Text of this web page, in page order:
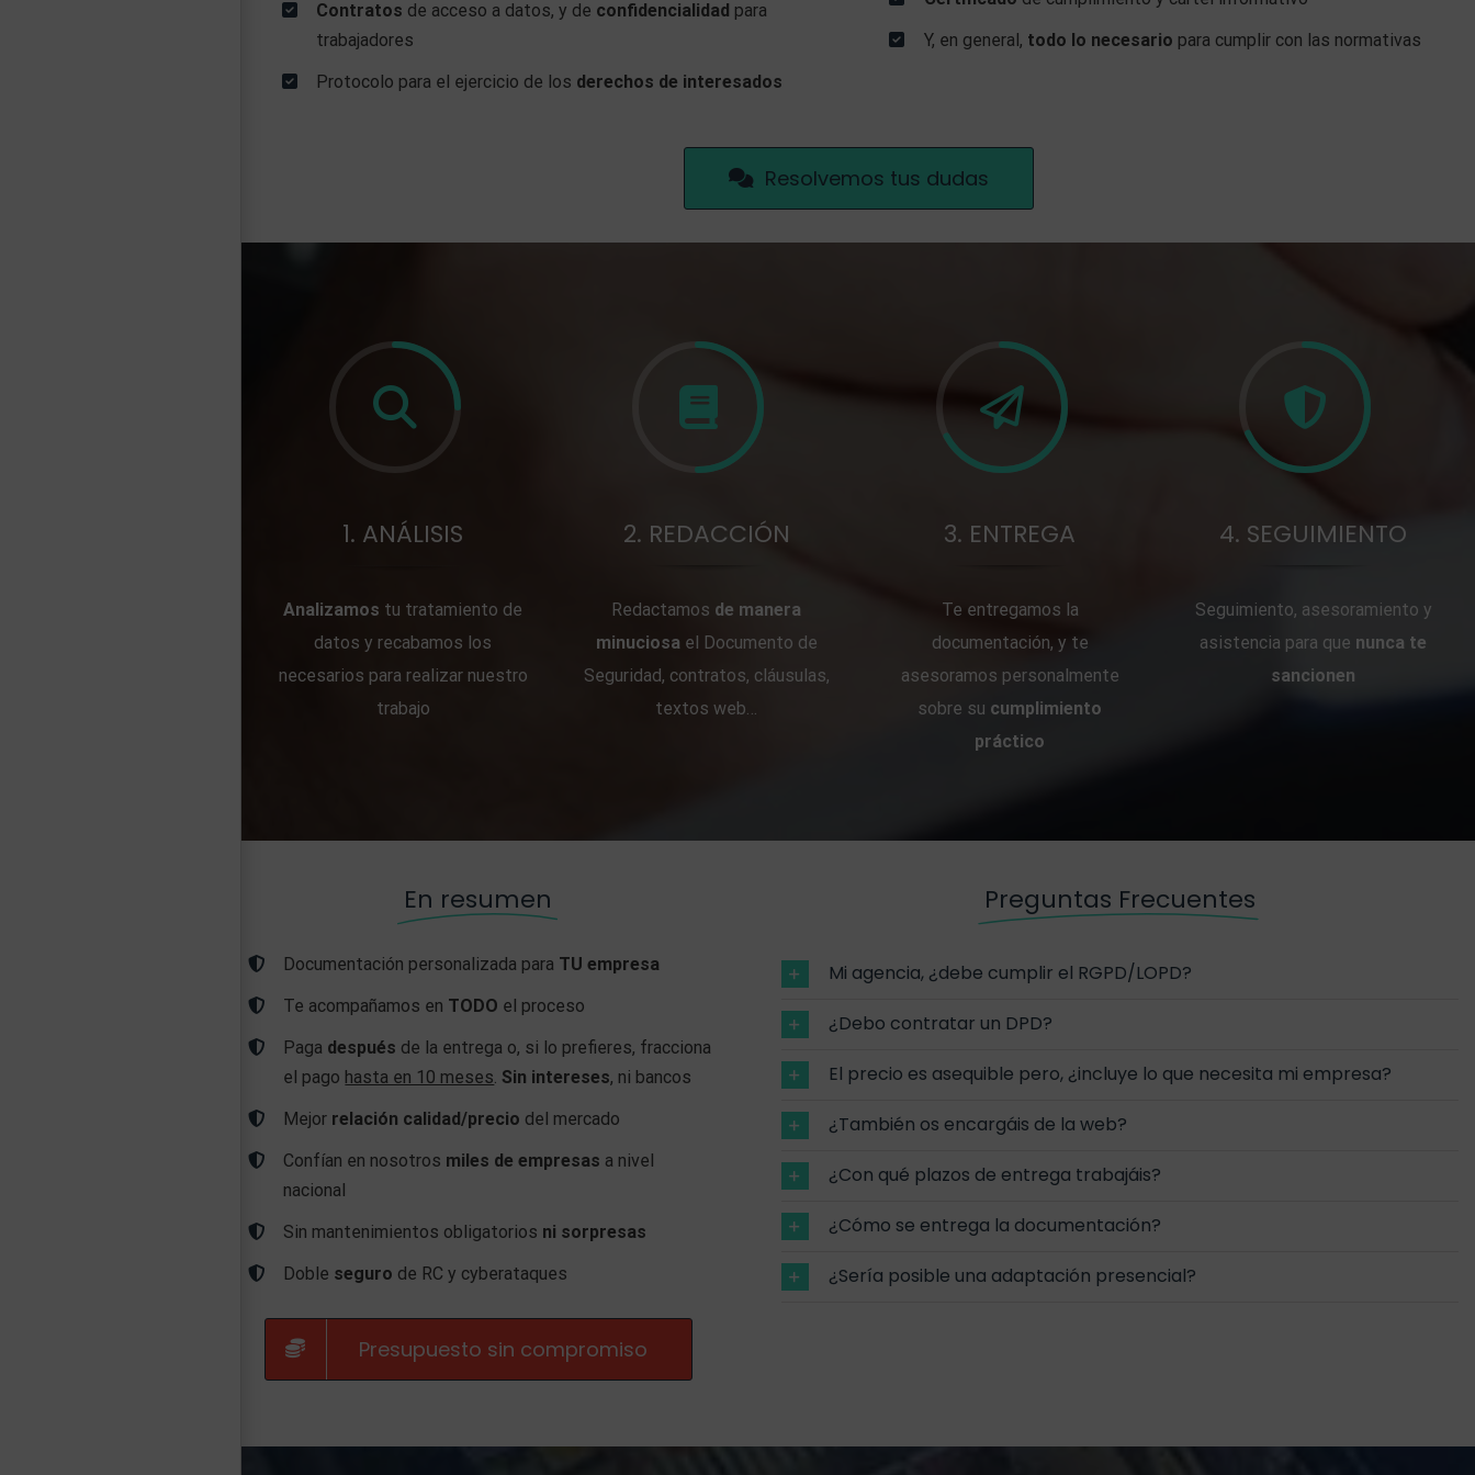
Contratos de acceso a datos, y de confidencialidad para
trabajadores
Protocolo para el ejercicio de los derechos de interesados
Y, en general, todo lo necesario para cumplir con las normativas
Resolvemos tus dudas
1. ANÁLISIS
Analizamos tu tratamiento de
datos y recabamos los
necesarios para realizar nuestro
trabajo
2. REDACCIÓN
Redactamos de manera
minuciosael Documento de
Seguridad, contratos, cláusulas,
textos web…
3. ENTREGA
Te entregamos la
documentación, y te
asesoramos personalmente
sobre su cumplimiento
práctico
4. SEGUIMIENTO
Seguimiento, asesoramiento y
asistencia para que nunca te
sancionen
En resumen
Documentación personalizada para TU empresa
Te acompañamos en TODO el proceso
Paga después de la entrega o, si lo prefieres, fracciona
el pago hasta en 10 meses. Sin intereses, ni bancos
Mejor relación calidad/precio del mercado
Confían en nosotros miles de empresas a nivel
nacional
Sin mantenimientos obligatorios ni sorpresas
Doble seguro de RC y cyberataques
Presupuesto sin compromiso
Preguntas Frecuentes
Mi agencia, ¿debe cumplir el RGPD/LOPD?
¿Debo contratar un DPD?
El precio es asequible pero, ¿incluye lo que necesita mi empresa?
¿También os encargáis de la web?
¿Con qué plazos de entrega trabajáis?
¿Cómo se entrega la documentación?
¿Sería posible una adaptación presencial?